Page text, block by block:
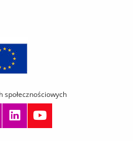
społecznościowych